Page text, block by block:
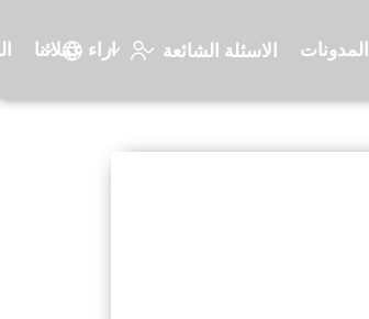
المدونات الاسئلة الشائعة اراء عملائنا